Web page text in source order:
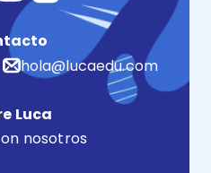
hola@lucaedu.com
Luca
nosotros